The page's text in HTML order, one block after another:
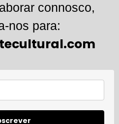
connosco,
nos para: